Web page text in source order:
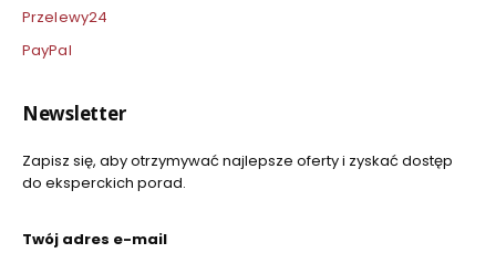
Przelewy24
PayPal
Newsletter
Zapisz się, aby otrzymywać najlepsze oferty i zyskać dostęp
do eksperckich porad.
Twój adres e-mail